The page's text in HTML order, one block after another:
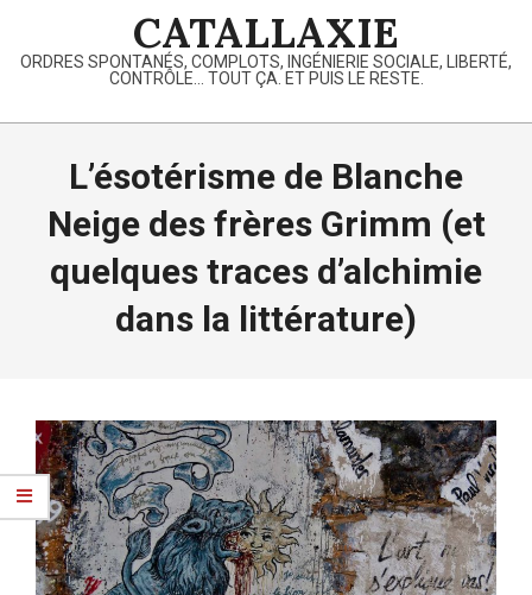
content
CATALLAXIE
ORDRES SPONTANÉS, COMPLOTS, INGÉNIERIE SOCIALE, LIBERTÉ,
CONTRÔLE… TOUT ÇA. ET PUIS LE RESTE.
Primary
L’ésotérisme de Blanche
Neige des frères Grimm (et
quelques traces d’alchimie
dans la littérature)